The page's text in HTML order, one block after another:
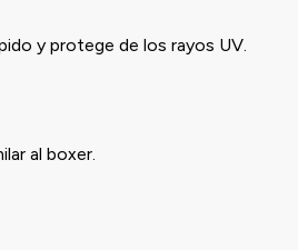
y protege de los rayos UV.
al boxer.